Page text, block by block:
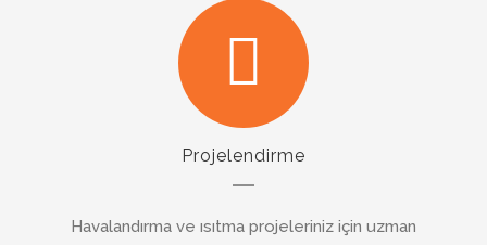
Projelendirme
Havalandırma ve ısıtma projeleriniz için uzman